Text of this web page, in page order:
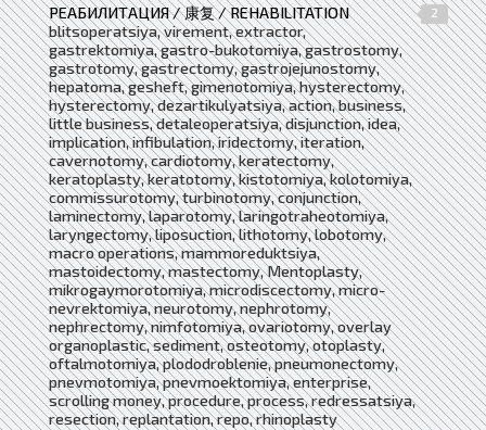
РЕАБИЛИТАЦИЯ / 康复 / REHABILITATION
2
blitsoperatsiya, virement, extractor,
gastrektomiya, gastro-bukotomiya, gastrostomy,
gastrotomy, gastrectomy, gastrojejunostomy,
hepatoma, gesheft, gimenotomiya, hysterectomy,
hysterectomy, dezartikulyatsiya, action, business,
little business, detaleoperatsiya, disjunction, idea,
implication, infibulation, iridectomy, iteration,
cavernotomy, cardiotomy, keratectomy,
keratoplasty, keratotomy, kistotomiya, kolotomiya,
commissurotomy, turbinotomy, conjunction,
laminectomy, laparotomy, laringotraheotomiya,
laryngectomy, liposuction, lithotomy, lobotomy,
macro operations, mammoreduktsiya,
mastoidectomy, mastectomy, Mentoplasty,
mikrogaymorotomiya, microdiscectomy, micro-
nevrektomiya, neurotomy, nephrotomy,
nephrectomy, nimfotomiya, ovariotomy, overlay
organoplastic, sediment, osteotomy, otoplasty,
oftalmotomiya, plododroblenie, pneumonectomy,
pnevmotomiya, pnevmoektomiya, enterprise,
scrolling money, procedure, process, redressatsiya,
resection, replantation, repo, rhinoplasty